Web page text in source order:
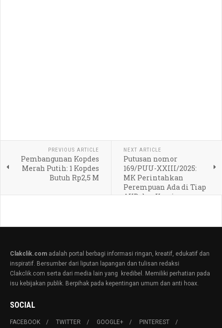
PREVIOUS ARTICLE
Pembangunan Kopdes
Merah Putih: 1 Kopdes
Butuh Rp2,5 M
NEXT ARTICLE
Putusan nomor
169/PUU-XXIII/2025:
MK Perintahkan
Perempuan Ada di Tiap
AKD dan Kursi
Clakclik.com adalah portal berbagi informasi ringan, kreatif, edukatif dan
inspiratif. Bersumber dari liputan lapangan dan tulisan redaksi
Clakclik.com serta dari media lain yang kredibel. Memiliki perhatian pada
isu kebijakan publik. Berpihak pada kepentingan umum dan anti hoax.
SOCIAL
FACEBOOK TWITTER GOOGLE+ PINTEREST